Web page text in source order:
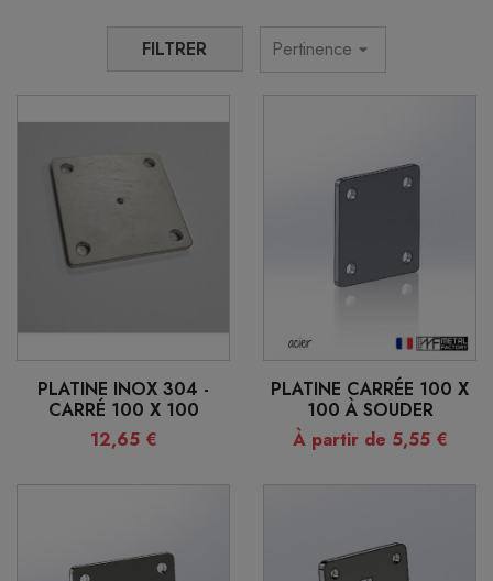
FILTRER Pertinence arrow_drop_down
PLATINE INOX 304 -
CARRÉ 100 X 100
12,65 €
PLATINE CARRÉE 100 X
100 À SOUDER
À partir de 5,55 €